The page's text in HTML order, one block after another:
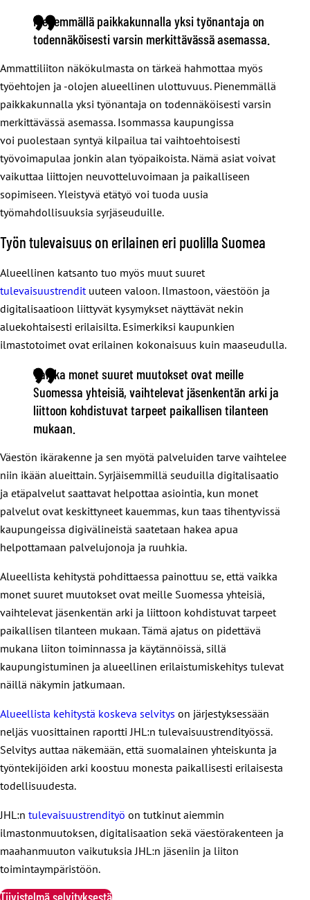
Pienemmällä paikkakunnalla yksi työnantaja on
todennäköisesti varsin merkittävässä asemassa.
Ammattiliiton näkökulmasta on tärkeä hahmottaa myös
työehtojen ja -olojen alueellinen ulottuvuus. Pienemmällä
paikkakunnalla yksi työnantaja on todennäköisesti varsin
merkittävässä asemassa. Isommassa kaupungissa
voi puolestaan syntyä kilpailua tai vaihtoehtoisesti
työvoimapulaa jonkin alan työpaikoista. Nämä asiat voivat
vaikuttaa liittojen neuvotteluvoimaan ja paikalliseen
sopimiseen. Yleistyvä etätyö voi tuoda uusia
työmahdollisuuksia syrjäseuduille.
Työn tulevaisuus on erilainen eri puolilla Suomea
Alueellinen katsanto tuo myös muut suuret
tulevaisuustrendituuteen valoon. Ilmastoon, väestöön ja
digitalisaatioon liittyvät kysymykset näyttävät nekin
aluekohtaisesti erilaisilta. Esimerkiksi kaupunkien
ilmastotoimet ovat erilainen kokonaisuus kuin maaseudulla.
Vaikka monet suuret muutokset ovat meille
Suomessa yhteisiä, vaihtelevat jäsenkentän arki ja
liittoon kohdistuvat tarpeet paikallisen tilanteen
mukaan.
Väestön ikärakenne ja sen myötä palveluiden tarve vaihtelee
niin ikään alueittain. Syrjäisemmillä seuduilla digitalisaatio
ja etäpalvelut saattavat helpottaa asiointia, kun monet
palvelut ovat keskittyneet kauemmas, kun taas tihentyvissä
kaupungeissa digivälineistä saatetaan hakea apua
helpottamaan palvelujonoja ja ruuhkia.
Alueellista kehitystä pohdittaessa painottuu se, että vaikka
monet suuret muutokset ovat meille Suomessa yhteisiä,
vaihtelevat jäsenkentän arki ja liittoon kohdistuvat tarpeet
paikallisen tilanteen mukaan. Tämä ajatus on pidettävä
mukana liiton toiminnassa ja käytännöissä, sillä
kaupungistuminen ja alueellinen erilaistumiskehitys tulevat
näillä näkymin jatkumaan.
Alueellista kehitystä koskeva selvitys on järjestyksessään
neljäs vuosittainen raportti JHL:n tulevaisuustrendityössä.
Selvitys auttaa näkemään, että suomalainen yhteiskunta ja
työntekijöiden arki koostuu monesta paikallisesti erilaisesta
todellisuudesta.
JHL:n tulevaisuustrendityö on tutkinut aiemmin
ilmastonmuutoksen, digitalisaation sekä väestörakenteen ja
maahanmuuton vaikutuksia JHL:n jäseniin ja liiton
toimintaympäristöön.